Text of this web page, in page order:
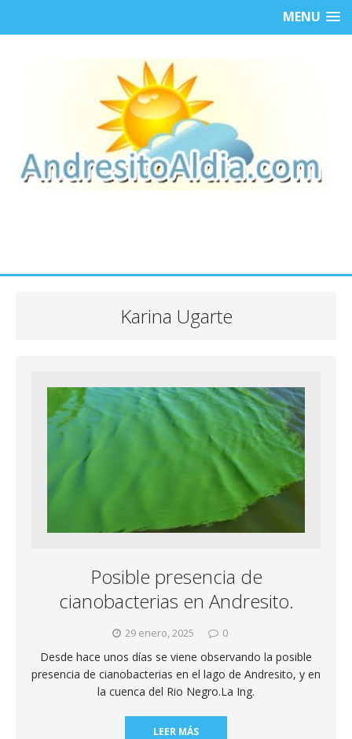
MENU
Karina Ugarte
Posible presencia de
cianobacterias en Andresito.
29 enero, 2025 0
Desde hace unos días se viene observando la posible
presencia de cianobacterias en el lago de Andresito, y en
la cuenca del Rio Negro.La Ing.
LEER MÁS